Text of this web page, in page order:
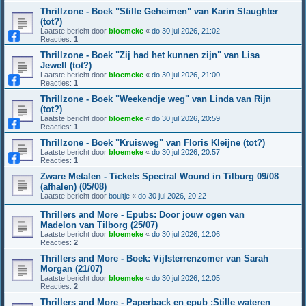
Thrillzone - Boek "Stille Geheimen" van Karin Slaughter
(tot?)
Laatste bericht door bloemeke « do 30 jul 2026, 21:02
Reacties: 1
Thrillzone - Boek "Zij had het kunnen zijn" van Lisa
Jewell (tot?)
Laatste bericht door bloemeke « do 30 jul 2026, 21:00
Reacties: 1
Thrillzone - Boek "Weekendje weg" van Linda van Rijn
(tot?)
Laatste bericht door bloemeke « do 30 jul 2026, 20:59
Reacties: 1
Thrillzone - Boek "Kruisweg" van Floris Kleijne (tot?)
Laatste bericht door bloemeke « do 30 jul 2026, 20:57
Reacties: 1
Zware Metalen - Tickets Spectral Wound in Tilburg 09/08
(afhalen) (05/08)
Laatste bericht door boultje « do 30 jul 2026, 20:22
Thrillers and More - Epubs: Door jouw ogen van
Madelon van Tilborg (25/07)
Laatste bericht door bloemeke « do 30 jul 2026, 12:06
Reacties: 2
Thrillers and More - Boek: Vijfsterrenzomer van Sarah
Morgan (21/07)
Laatste bericht door bloemeke « do 30 jul 2026, 12:05
Reacties: 2
Thrillers and More - Paperback en epub :Stille wateren